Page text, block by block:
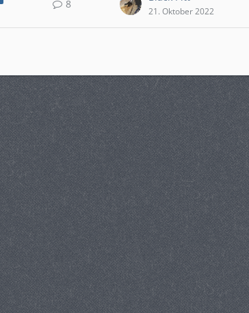
8
21. Oktober 2022